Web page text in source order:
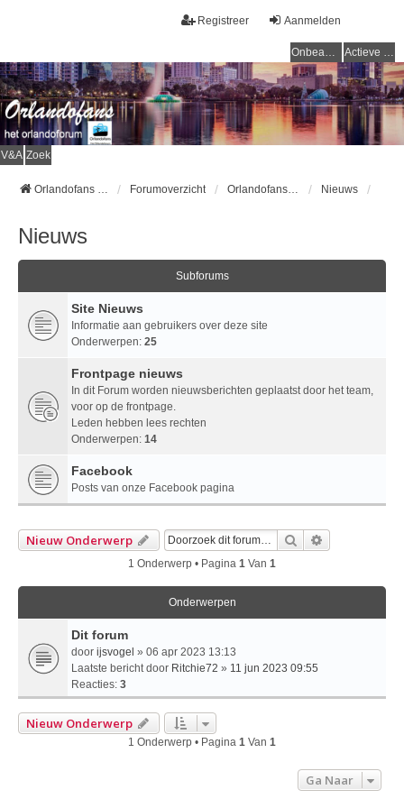
Aanmelden
Registreer
Onbeantwoorde onderwerpen Actieve onderwerpen
V&A Zoek
Orlandofans Homepage Forumoverzicht Orlandofans forum Nieuws
Nieuws
Subforums
Site Nieuws
Informatie aan gebruikers over deze site
Onderwerpen: 25
Frontpage nieuws
In dit Forum worden nieuwsberichten geplaatst door het team,
voor op de frontpage.
Leden hebben lees rechten
Onderwerpen: 14
Facebook
Posts van onze Facebook pagina
Nieuw Onderwerp Zoek
1 Onderwerp • Pagina 1 Van 1
Onderwerpen
Dit forum
door ijsvogel » 06 apr 2023 13:13
Laatste bericht door Ritchie72 » 11 jun 2023 09:55
Reacties: 3
Nieuw Onderwerp
1 Onderwerp • Pagina 1 Van 1
Ga Naar